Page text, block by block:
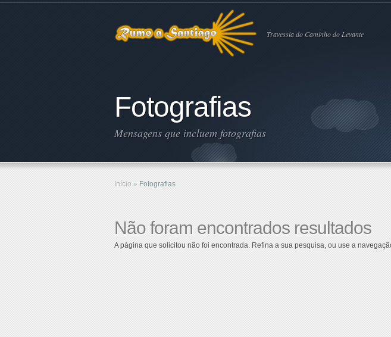
Travessia do Caminho do Levante
Fotografias
Mensagens que incluem fotografias
Início » Fotografias
Não foram encontrados resultados
A página que solicitou não foi encontrada. Refina a sua pesquisa, ou use a